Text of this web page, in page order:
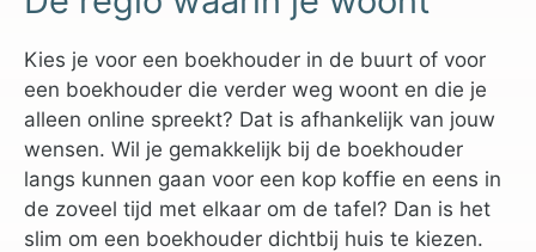
Kies je voor een boekhouder in de buurt of voor
een boekhouder die verder weg woont en die je
alleen online spreekt? Dat is afhankelijk van jouw
wensen. Wil je gemakkelijk bij de boekhouder
langs kunnen gaan voor een kop koffie en eens in
de zoveel tijd met elkaar om de tafel? Dan is het
slim om een boekhouder dichtbij huis te kiezen.